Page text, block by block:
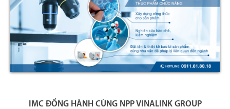
IMC ĐỒNG HÀNH CÙNG NPP VINALINK GROUP